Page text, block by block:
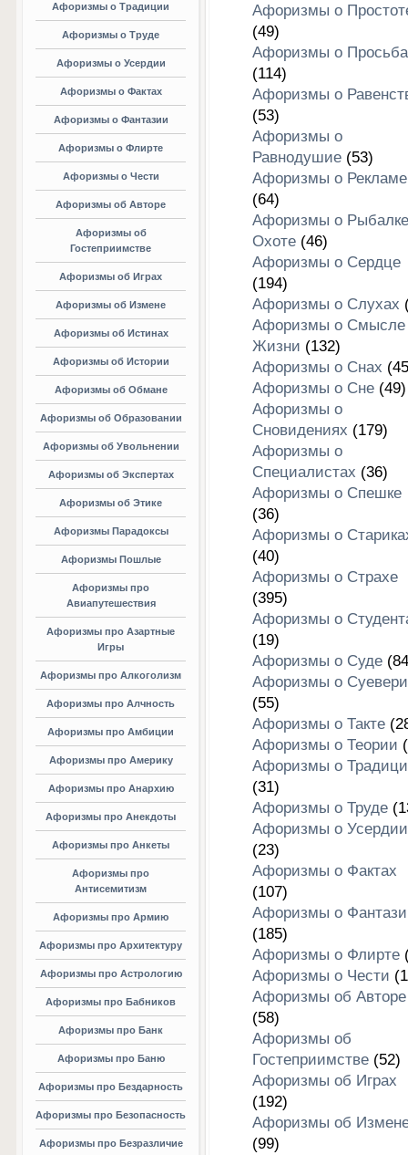
Афоризмы о Традиции
Афоризмы о Труде
Афоризмы о Усердии
Афоризмы о Фактах
Афоризмы о Фантазии
Афоризмы о Флирте
Афоризмы о Чести
Афоризмы об Авторе
Афоризмы об
Гостеприимстве
Афоризмы об Играх
Афоризмы об Измене
Афоризмы об Истинах
Афоризмы об Истории
Афоризмы об Обмане
Афоризмы об Образовании
Афоризмы об Увольнении
Афоризмы об Экспертах
Афоризмы об Этике
Афоризмы Парадоксы
Афоризмы Пошлые
Афоризмы про
Авиапутешествия
Афоризмы про Азартные
Игры
Афоризмы про Алкоголизм
Афоризмы про Алчность
Афоризмы про Амбиции
Афоризмы про Америку
Афоризмы про Анархию
Афоризмы про Анекдоты
Афоризмы про Анкеты
Афоризмы про
Антисемитизм
Афоризмы про Армию
Афоризмы про Архитектуру
Афоризмы про Астрологию
Афоризмы про Бабников
Афоризмы про Банк
Афоризмы про Баню
Афоризмы про Бездарность
Афоризмы про Безопасность
Афоризмы про Безразличие
Афоризмы о
(49)
Афоризмы о
(114)
Афоризмы о
(53)
Афоризмы о
Равнодушие(53)
Афоризмы о Рекламе
(64)
Афоризмы о
Охоте(46)
Афоризмы о Сердце
(194)
Афоризмы о Слухах
Афоризмы о Смысле
Жизни (132)
Афоризмы о Снах
Афоризмы о Сне(49)
Афоризмы о
Сновидениях (179)
Афоризмы о
Специалистах (36)
Афоризмы о Спешке
(36)
Афоризмы о
(40)
Афоризмы о Страхе
(395)
Афоризмы о
(19)
Афоризмы о Суде
Афоризмы о
(55)
Афоризмы о Такте
Афоризмы о Теории
Афоризмы о
(31)
Афоризмы о Труде
Афоризмы о Усердии
(23)
Афоризмы о Фактах
(107)
Афоризмы о
(185)
Афоризмы о Флирте
Афоризмы о Чести
Афоризмы об Авторе
(58)
Афоризмы об
Гостеприимстве(52)
Афоризмы об Играх
(192)
Афоризмы об
(99)